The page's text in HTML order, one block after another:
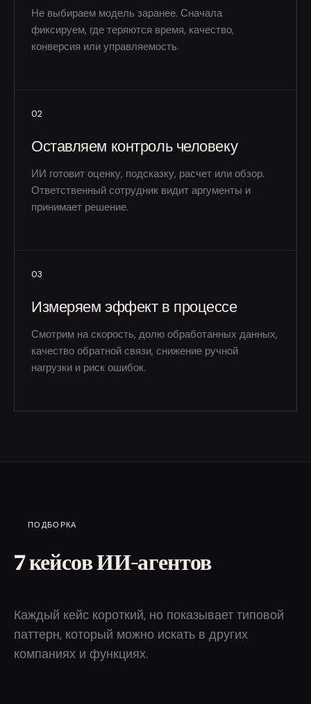
Не выбираем модель заранее. Сначала
фиксируем, где теряются время, качество,
конверсия или управляемость.
02
Оставляем контроль человеку
ИИ готовит оценку, подсказку, расчет или обзор.
Ответственный сотрудник видит аргументы и
принимает решение.
03
Измеряем эффект в процессе
Смотрим на скорость, долю обработанных данных,
качество обратной связи, снижение ручной
нагрузки и риск ошибок.
ПОДБОРКА
7 кейсов ИИ-агентов
Каждый кейс короткий, но показывает типовой
паттерн, который можно искать в других
компаниях и функциях.